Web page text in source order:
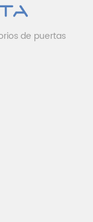
de puertas